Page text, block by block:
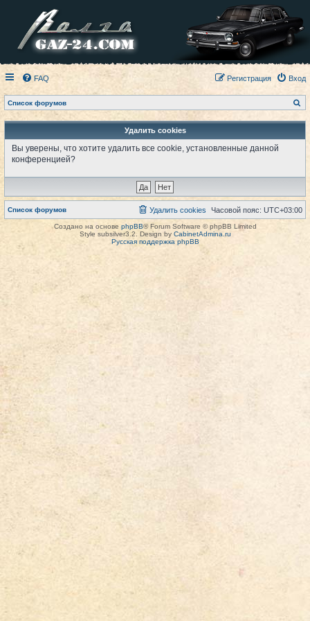
FAQ Вход
Регистрация
Список форумов
о
с
Удалить cookies
Вы уверены, что хотите удалить все cookie, установленные данной
конференцией?
Список форумов Часовой пояс: UTC+03:00
Удалить cookies
Создано на основе phpBB® Forum Software © phpBB Limited
Style subsilver3.2. Design by CabinetAdmina.ru
Русская поддержка phpBB